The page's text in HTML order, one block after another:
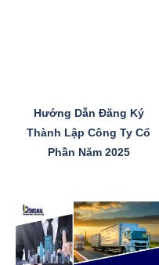
Hướng Dẫn Đăng Ký
Thành Lập Công Ty Cổ
Phần Năm 2025